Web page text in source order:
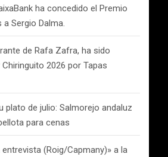
ha concedido el Premio
Sergio Dalma.
de Rafa Zafra, ha sido
2026 por Tapas
plato de julio: Salmorejo andaluz
para cenas
entrevista (Roig/Capmany)» a la